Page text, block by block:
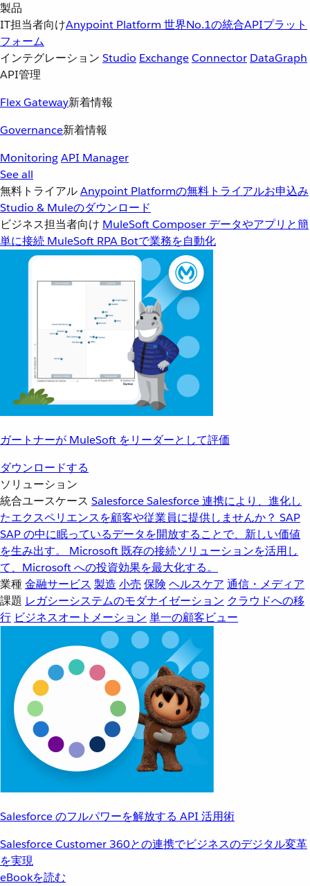
製品
IT担当者向けAnypoint Platform 世界No.1の統合APIプラット
フォーム
インテグレーション Studio ExchangeConnector DataGraph
API管理
Flex Gateway新着情報
Governance新着情報
MonitoringAPI Manager
See all
無料トライアルAnypoint Platformの無料トライアルお申込み
Studio & Muleのダウンロード
ビジネス担当者向け MuleSoft Composer データやアプリと簡
単に接続 MuleSoft RPA Botで業務を自動化
ガートナーが MuleSoft をリーダーとして評価
ダウンロードする
ソリューション
統合ユースケース SalesforceSalesforce 連携により、進化し
たエクスペリエンスを顧客や従業員に提供しませんか？ SAP
SAP の中に眠っているデータを開放することで、新しい価値
を生み出す。
Microsoft 既存の接続ソリューションを活用し
て、Microsoft への投資効果を最大化する。
業種金融サービス 製造 小売 保険 ヘルスケア 通信・メディア
課題 レガシーシステムのモダナイゼーション クラウドへの移
行 ビジネスオートメーション 単一の顧客ビュー
Salesforce のフルパワーを解放する API 活用術
Salesforce Customer 360との連携でビジネスのデジタル変革
を実現
eBookを読む